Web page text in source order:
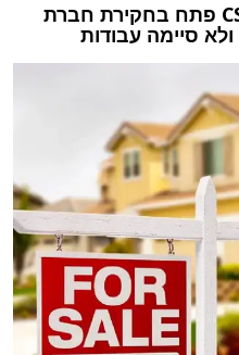
"היינו נאיבים ושילמנו": CSLB פתח בחקירת חברת
סיימה עבודות